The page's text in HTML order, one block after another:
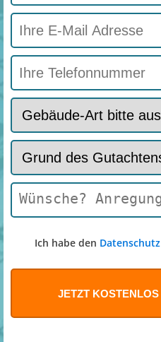
Ich habe den Datenschutz